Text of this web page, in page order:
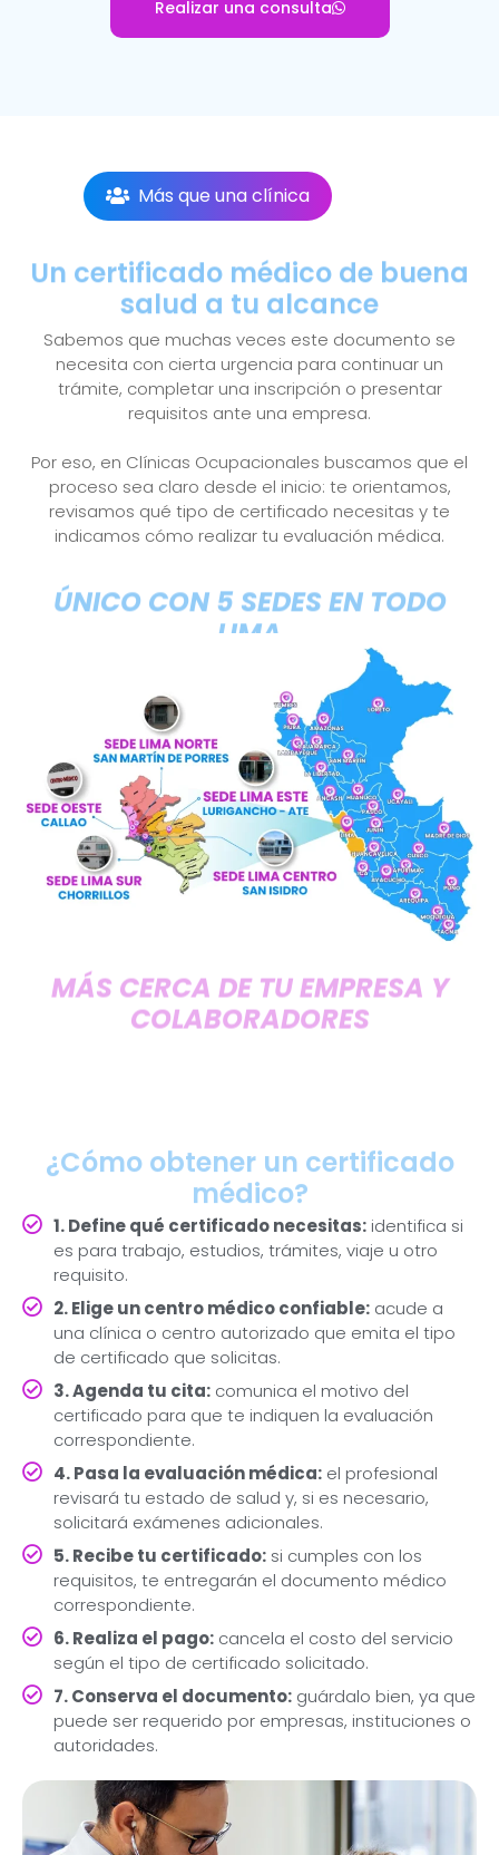
Realizar una consulta
Más que una clínica
Un certificado médico de buena
salud a tu alcance
Sabemos que muchas veces este documento se
necesita con cierta urgencia para continuar un
trámite, completar una inscripción o presentar
requisitos ante una empresa.
Por eso, en Clínicas Ocupacionales buscamos que el
proceso sea claro desde el inicio: te orientamos,
revisamos qué tipo de certificado necesitas y te
indicamos cómo realizar tu evaluación médica.
ÚNICO CON 5 SEDES EN TODO
LIMA
MÁS CERCA DE TU EMPRESA Y
COLABORADORES
¿Cómo obtener un certificado
médico?
1. Define qué certificado necesitas:identifica si
es para trabajo, estudios, trámites, viaje u otro
requisito.
2. Elige un centro médico confiable:acude a
una clínica o centro autorizado que emita el tipo
de certificado que solicitas.
3. Agenda tu cita:comunica el motivo del
certificado para que te indiquen la evaluación
correspondiente.
4. Pasa la evaluación médica:el profesional
revisará tu estado de salud y, si es necesario,
solicitará exámenes adicionales.
5. Recibe tu certificado:si cumples con los
requisitos, te entregarán el documento médico
correspondiente.
6. Realiza el pago:cancela el costo del servicio
según el tipo de certificado solicitado.
7. Conserva el documento:guárdalo bien, ya que
puede ser requerido por empresas, instituciones o
autoridades.